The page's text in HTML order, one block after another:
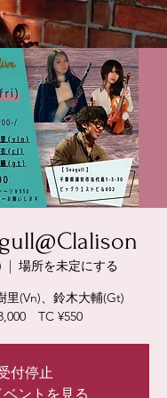
  |
場所を未定にする
里(Vn)、鈴木大輔(Gt)
TC ¥550
付停止
ントを見る